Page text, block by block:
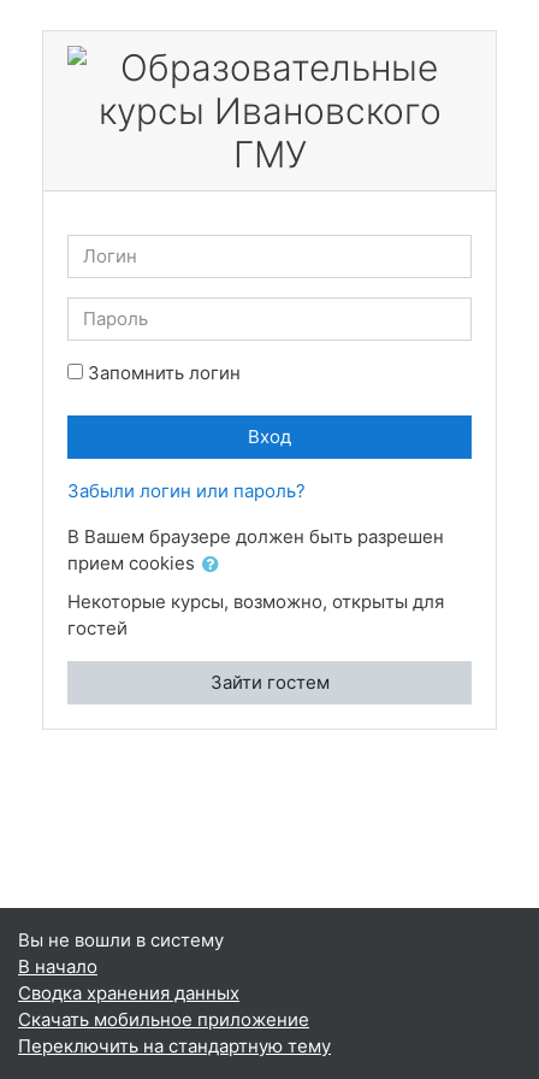
Логин
Пароль
Запомнить логин
Вход
Забыли логин или пароль?
В Вашем браузере должен быть разрешен
прием cookies
Некоторые курсы, возможно, открыты для
гостей
Зайти гостем
Вы не вошли в систему
В начало
Сводка хранения данных
Скачать мобильное приложение
Переключить на стандартную тему